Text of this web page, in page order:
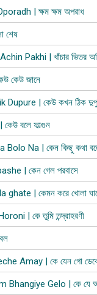
| ক্ষম ক্ষম অপরাধ
শেষ
Pakhi | খাঁচার ভিতর
কেউ জানে
| কেউ কখন ঠিক
বলে ফাল্গুন
Na | কেন কিছু কথা
| কেন গেল পরবাসে
| কেমন করে খোলা
| কে তুমি তন্দ্রাহরণী
Amay | কে যেন গো
Gelo | কে যে